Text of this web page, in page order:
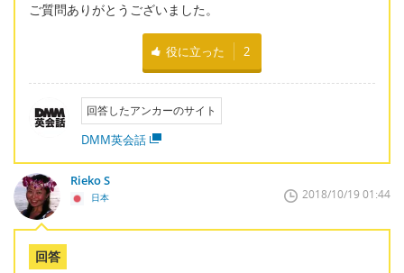
ご質問ありがとうございました。
役に立った 2
回答したアンカーのサイト
DMM英会話
Rieko S
日本 2018/10/19 01:44
回答